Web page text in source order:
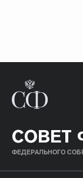
СОВЕТ
ФЕДЕРАЛЬНОГО